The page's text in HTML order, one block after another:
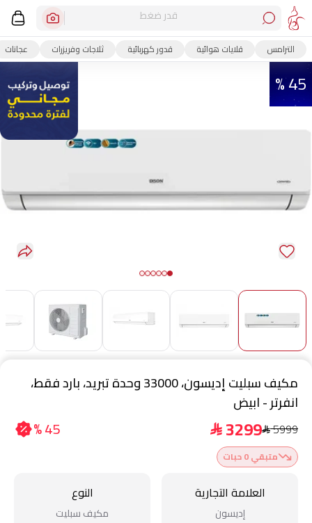
قدر ضغط
الترامس قلايات هوائية قدور كهربائية ثلاجات وفريزرات عجانات
45 %
مكيف سبليت إديسون، 33000 وحدة تبريد، بارد فقط،
انفرتر - ابيض
5999
$
3299
$
45 %
متبقي 0 حبات
العلامة التجارية
إديسون
النوع
مكيف سبليت